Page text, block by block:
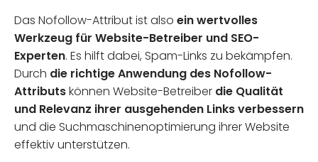
Das Nofollow-Attribut ist also ein wertvolles
Werkzeug für Website-Betreiber und SEO-
Experten. Es hilft dabei, Spam-Links zu bekämpfen.
Durch die richtige Anwendung des Nofollow-
Attributskönnen Website-Betreiber die Qualität
und Relevanz ihrer ausgehenden Links verbessern
und die Suchmaschinenoptimierung ihrer Website
effektiv unterstützen.